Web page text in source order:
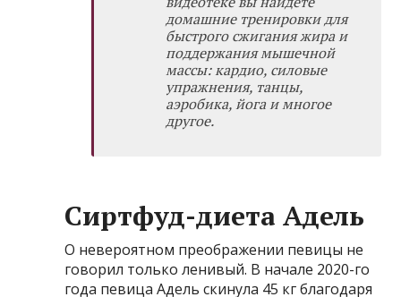
домашние тренировки для
быстрого сжигания жира и
поддержания мышечной
массы: кардио, силовые
упражнения, танцы,
аэробика, йога и многое
другое.
Сиртфуд-диета Адель
О невероятном преображении певицы не
говорил только ленивый. В начале 2020-го
года певица Адель скинула 45 кг благодаря